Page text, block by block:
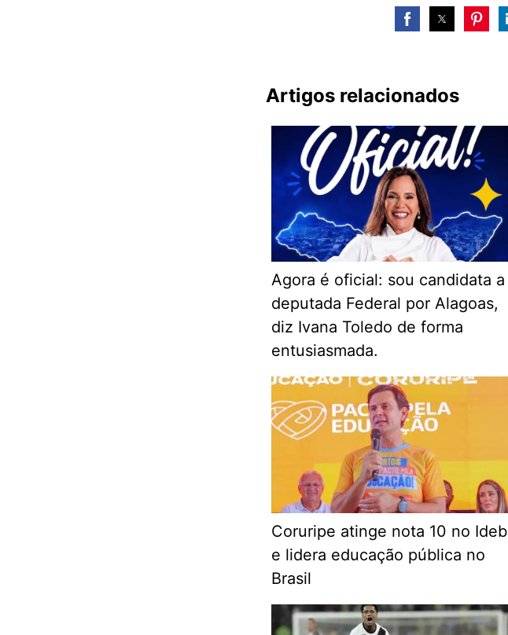
Artigos relacionados
Agora é oficial: sou candidata a
deputada Federal por Alagoas,
diz Ivana Toledo de forma
entusiasmada.
Coruripe atinge nota 10 no Ideb
e lidera educação pública no
Brasil